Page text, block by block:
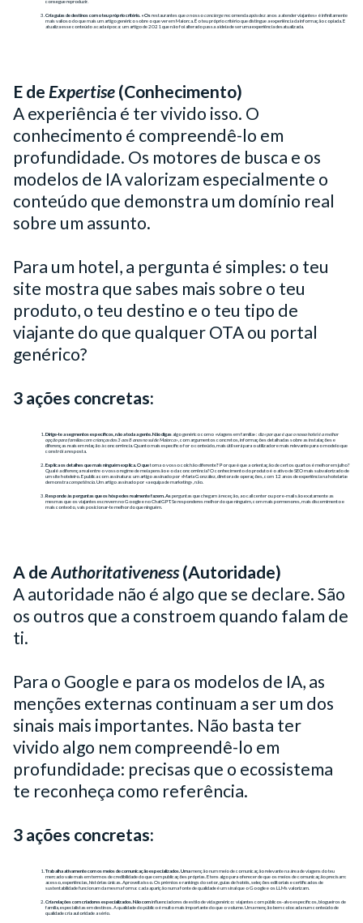
consegue reproduzir.
Cria guias de destinos com o teu próprio critério. «Osrestaurantes queonossoconciergerecomendaapósdez anos a atender viajantes» é infinitamente
mais valioso do que mais um artigo genérico sobre o que ver em Maiorca. É o teu próprio critério que distingue a experiência da informação copiada. E
atualiza esse conteúdo a cada época: um artigo de 2021 que não foi alterado passa a ideia de ser uma experiência desatualizada.
E deExpertise(Conhecimento)
A experiência é ter vivido isso. O
conhecimento é compreendê-lo em
profundidade. Os motores de busca e os
modelos de IA valorizam especialmente o
conteúdo que demonstra um domínio real
sobre um assunto.
Para um hotel, a pergunta é simples: o teu
site mostra que sabes mais sobre o teu
produto, o teu destino e o teu tipo de
viajante do que qualquer OTA ou portal
genérico?
3 ações concretas:
Dirige-te a segmentos específicos, não a toda a gente. Não digas algo genérico como «viagens em família»: diz«por que é que o nosso hotel é a melhor
opção para famílias com crianças dos 3 aos 8 anos no sul de Maiorca» , com argumentos concretos, informações detalhadas sobre as instalações e
diferenças reais em relação à concorrência. Quanto mais específico for o conteúdo, mais útil será para o utilizador e mais relevante para o modelo que
constrói a resposta.
Explica os detalhes que mais ninguém explica. O quetorna o vosso colchão diferente?Por que é que a orientação de certos quartos é melhor em julho?
Qual é a diferença real entre o vosso regime de meia pensão e o da concorrência? O conhecimento do produto é o ativo de SEO mais subvalorizado de
um site hoteleiro. E publica com assinatura: um artigo assinado por «María González, diretora de operações, com 12 anos de experiência na hotelaria»
demonstracompetência. Um artigo assinado por «a equipa de marketing», não.
Responde às perguntas que os hóspedes realmente fazem. Asperguntas que chegam à receção, ao call center ou por e-mail são exatamente as
mesmas que os viajantes escrevem no Google e no ChatGPT. Se responderes melhor do que ninguém, com mais pormenores, mais discernimento e
mais contexto, vais posicionar-te melhor do que ninguém.
A deAuthoritativeness(Autoridade)
A autoridade não é algo que se declare. São
os outros que a constroem quando falam de
ti.
Para o Google e para os modelos de IA, as
menções externas continuam a ser um dos
sinais mais importantes. Não basta ter
vivido algo nem compreendê-lo em
profundidade: precisas que o ecossistema
te reconheça como referência.
3 ações concretas:
Trabalha ativamente com os meios de comunicação especializados. Umamenção num meio de comunicação relevante na área de viagens do teu
mercado vale mais em termos de credibilidade do que cem publicações próprias. E tens algo para oferecer de que os meios de comunicação precisam:
acesso, experiências, histórias únicas. Aproveita isso. Os prémios e rankings do setor, guias de hotéis, seleções editoriais e certificados de
sustentabilidade funcionam da mesma forma: cada aparição numa fonte de qualidade é um sinal que o Google e os LLMs valorizam.
Cria relações com criadores especializados. Não cominfluenciadores de estilo de vida genérico: viajantes com públicos-alvo específicos, blogueiros de
família, especialistas em destinos. A qualidade do público é muito mais importante do que o volume. Uma menção bem colocada num conteúdo de
qualidade cria autoridade a sério.